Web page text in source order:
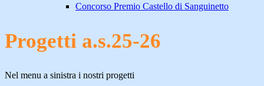
Concorso Premio Castello di Sanguinetto
Progetti a.s.25-26
Nel menu a sinistra i nostri progetti